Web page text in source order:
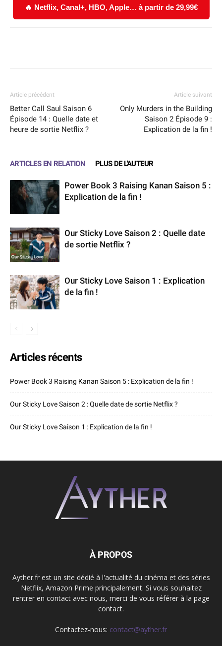
🔥 Netflix, Canal+, HBO, Apple… à partir de 29,99€
Article précédent
Better Call Saul Saison 6
Épisode 14 : Quelle date et
heure de sortie Netflix ?
Article suivant
Only Murders in the Building
Saison 2 Épisode 9 :
Explication de la fin !
ARTICLES EN RELATION PLUS DE L'AUTEUR
Power Book 3 Raising Kanan Saison 5 :
Explication de la fin !
Our Sticky Love Saison 2 : Quelle date
de sortie Netflix ?
Our Sticky Love Saison 1 : Explication
de la fin !
Articles récents
Power Book 3 Raising Kanan Saison 5 : Explication de la fin !
Our Sticky Love Saison 2 : Quelle date de sortie Netflix ?
Our Sticky Love Saison 1 : Explication de la fin !
À PROPOS
Ayther.fr est un site dédié à l'actualité du cinéma et des séries
Netflix, Amazon Prime principalement. Si vous souhaitez
rentrer en contact avec nous, merci de vous référer à la page
contact.
Contactez-nous: contact@ayther.fr